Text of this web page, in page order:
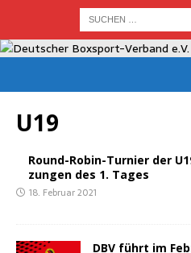
U19
Round-Robin-Tur­nier der
zun­gen des 1. Tages
18. Februar 2021
DBV führt im